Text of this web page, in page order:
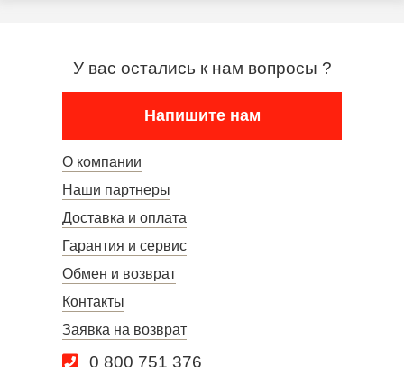
У вас остались к нам вопросы ?
Напишите нам
О компании
Наши партнеры
Доставка и оплата
Гарантия и сервис
Обмен и возврат
Контакты
Заявка на возврат
0 800 751 376